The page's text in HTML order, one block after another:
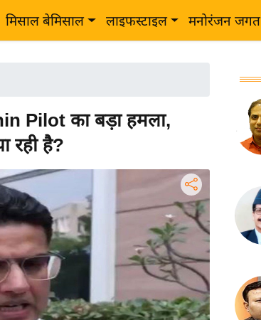
मिसाल बेमिसाल लाइफस्टाइल मनोरंजन जगत
Pilot का बड़ा हमला,
रही है?